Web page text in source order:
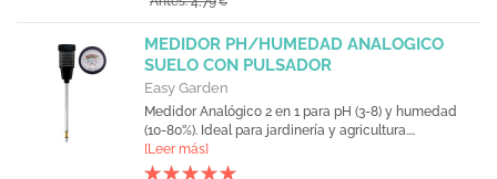
MEDIDOR PH/HUMEDAD ANALOGICO
SUELO CON PULSADOR
Easy Garden
Medidor Analógico 2 en 1 para pH (3-8) y humedad
(10-80%). Ideal para jardinería y agricultura....
[Leer más]